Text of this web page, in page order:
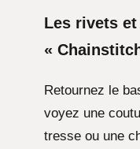
Les rivets
«
Retournez le
voyez une
tresse ou une